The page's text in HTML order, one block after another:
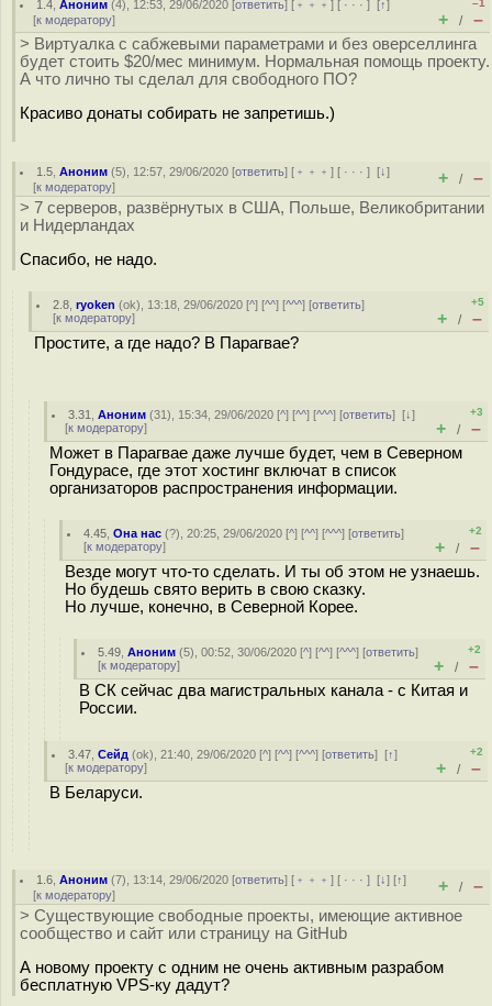
1.4 ,Аноним (4), 12:53, 29/06/2020 [ответить] [ ﹢﹢﹢] [ · · ·] [↑]
[к модератору]
–1
+ / –
> Виртуалка с сабжевыми параметрами и без оверселлинга
будет стоить $20/мес минимум. Нормальная помощь проекту.
А что лично ты сделал для свободного ПО?
Красиво донаты собирать не запретишь.)
1.5 ,Аноним (5), 12:57, 29/06/2020 [ответить] [ ﹢﹢﹢] [ · · ·][↓]
[к модератору] + / –
> 7 серверов, развёрнутых в США, Польше, Великобритании
и Нидерландах
Спасибо, не надо.
2.8 ,ryoken (ok), 13:18, 29/06/2020 [^] [^^] [^^^] [ответить]
[к модератору]
+5
+ / –
Простите, а где надо? В Парагвае?
3.31 ,Аноним (31), 15:34, 29/06/2020 [^] [^^] [^^^] [ответить][↓]
[к модератору]
+3
+ / –
Может в Парагвае даже лучше будет, чем в Северном
Гондурасе, где этот хостинг включат в список
организаторов распространения информации.
4.45 ,Она нас (?), 20:25, 29/06/2020 [^] [^^] [^^^] [ответить]
[к модератору]
+2
+ / –
Везде могут что-то сделать. И ты об этом не узнаешь.
Но будешь свято верить в свою сказку.
Но лучше, конечно, в Северной Корее.
5.49 ,Аноним (5), 00:52, 30/06/2020 [^] [^^] [^^^] [ответить]
[к модератору]
+2
+ / –
В СК сейчас два магистральных канала - с Китая и
России.
3.47 ,Сейд (ok), 21:40, 29/06/2020 [^] [^^] [^^^] [ответить][↑]
[к модератору]
+2
+ / –
В Беларуси.
1.6 ,Аноним (7), 13:14, 29/06/2020 [ответить] [ ﹢﹢﹢] [ · · ·][↓] [↑]
[к модератору] + / –
> Существующие свободные проекты, имеющие активное
сообщество и сайт или страницу на GitHub
А новому проекту с одним не очень активным разрабом
бесплатную VPS-ку дадут?